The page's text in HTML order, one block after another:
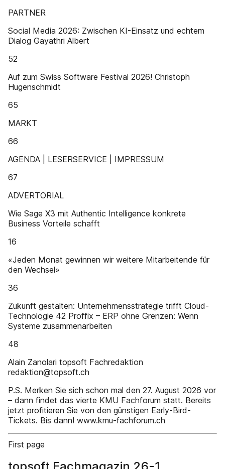
PARTNER
Social Media 2026: Zwischen KI-Einsatz und echtem
Dialog Gayathri Albert
52
Auf zum Swiss Software Festival 2026! Christoph
Hugenschmidt
65
MARKT
66
AGENDA | LESERSERVICE | IMPRESSUM
67
ADVERTORIAL
Wie Sage X3 mit Authentic Intelligence konkrete
Business Vorteile schafft
16
«Jeden Monat gewinnen wir weitere Mitarbeitende für
den Wechsel»
36
Zukunft gestalten: Unternehmens­strategie trifft Cloud-
Technologie 42 Proffix – ERP ohne Grenzen: Wenn
Systeme zusammenarbeiten
48
Alain Zanolari topsoft Fachredaktion
redaktion@topsoft.ch
P.S. Merken Sie sich schon mal den 27. August 2026 vor
– dann findet das vierte KMU Fachforum statt. Bereits
jetzt profitieren Sie von den günstigen Early-Bird-
Tickets. Bis dann! www.kmu-fachforum.ch
First page